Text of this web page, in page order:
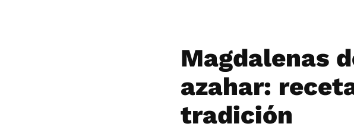
Magdalenas
azahar:
tradición